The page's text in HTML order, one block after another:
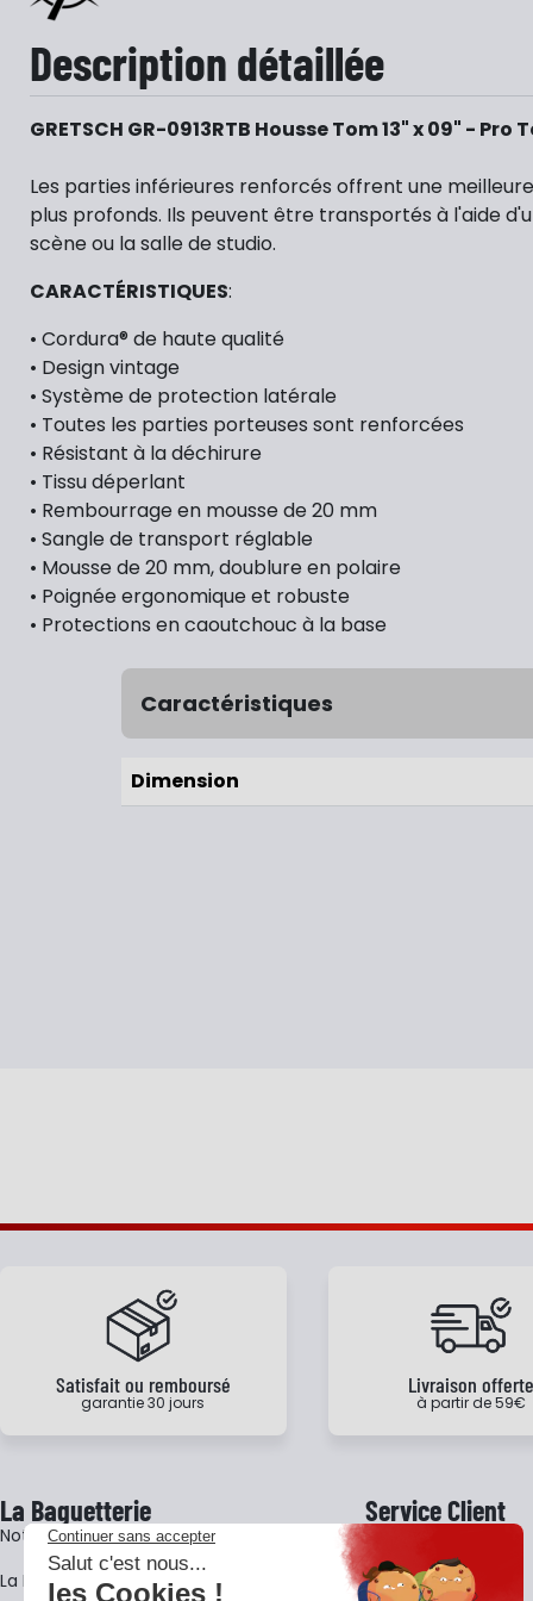
Description détaillée
GRETSCH GR-0913RTB Housse Tom 13" x 09" - Pro
Les parties inférieures renforcés offrent une
plus profonds. Ils peuvent être transportés à l'aide
scène ou la salle de studio.
CARACTÉRISTIQUES:
• Cordura® de haute qualité
• Design vintage
• Système de protection latérale
• Toutes les parties porteuses sont renforcées
• Résistant à la déchirure
• Tissu déperlant
• Rembourrage en mousse de 20 mm
• Sangle de transport réglable
• Mousse de 20 mm, doublure en polaire
• Poignée ergonomique et robuste
• Protections en caoutchouc à la base
Caractéristiques
Dimension
Satisfait ou remboursé
garantie 30 jours
Livraison
à partir de 59€
La Baguetterie
Notre histoire
La BagShow
Service Client
Garantie 3 ans